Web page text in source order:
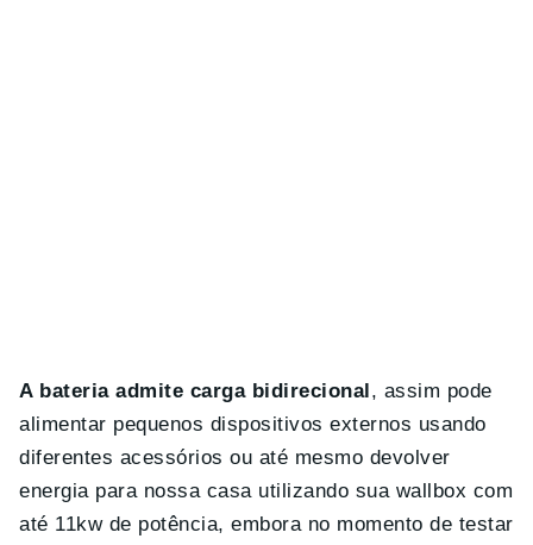
A bateria admite carga bidirecional, assim pode
alimentar pequenos dispositivos externos usando
diferentes acessórios ou até mesmo devolver
energia para nossa casa utilizando sua wallbox com
até 11kw de potência, embora no momento de testar